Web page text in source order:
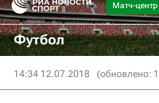
Матч-центр
Футбол
14:34 12.07.2018 (обновлено: